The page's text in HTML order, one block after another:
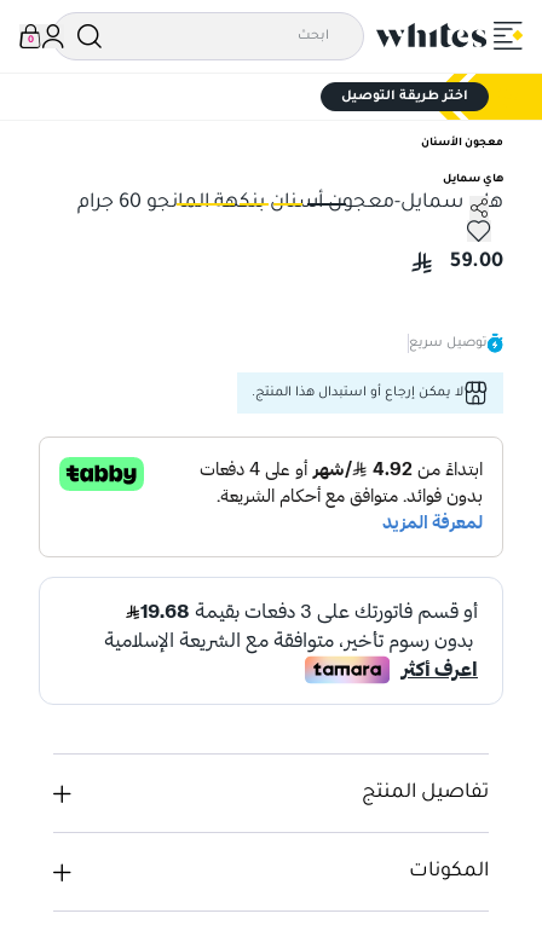
0
اختر طريقة التوصيل
معجون الأسنان
هاي سمايل
هاي سمايل-معجون أسنان بنكهة المانجو 60 جرام
هاي سمايل-معجون أسنان بنكهة المانجو 60 جرام
59.00
توصيل سريع
لا يمكن إرجاع أو استبدال هذا المنتج.
تفاصيل المنتج
المكونات